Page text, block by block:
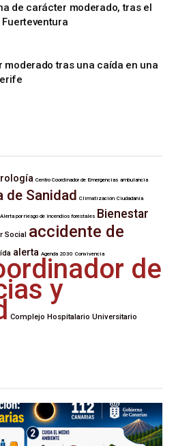
de carácter moderado, tras el
tras una caída en una
Centro Coordinador de Emergencias ambulancia
de Sanidad Climatización Ciudadanía
Alerta por riesgo de incendios forestales
Bienestar
Social accidente de
alerta Agenda 2030 Convivencia de
y
Complejo Hospitalario Universitario